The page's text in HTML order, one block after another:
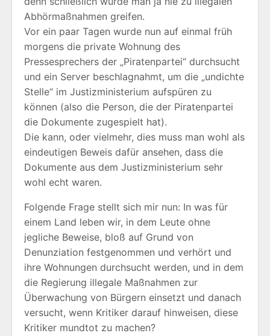
Abhörmaßnahmen greifen.
Vor ein paar Tagen wurde nun auf einmal früh
morgens die private Wohnung des
Pressesprechers der „Piratenpartei“ durchsucht
und ein Server beschlagnahmt, um die „undichte
Stelle“ im Justizministerium aufspüren zu
können (also die Person, die der Piratenpartei
die Dokumente zugespielt hat).
Die kann, oder vielmehr, dies muss man wohl als
eindeutigen Beweis dafür ansehen, dass die
Dokumente aus dem Justizministerium sehr
wohl echt waren.
Folgende Frage stellt sich mir nun: In was für
einem Land leben wir, in dem Leute ohne
jegliche Beweise, bloß auf Grund von
Denunziation festgenommen und verhört und
ihre Wohnungen durchsucht werden, und in dem
die Regierung illegale Maßnahmen zur
Überwachung von Bürgern einsetzt und danach
versucht, wenn Kritiker darauf hinweisen, diese
Kritiker mundtot zu machen?